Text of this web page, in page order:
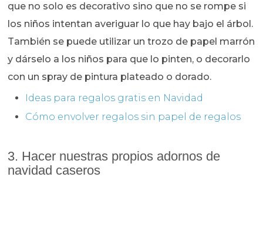
que no solo es decorativo sino que no se rompe si
los niños intentan averiguar lo que hay bajo el árbol.
También se puede utilizar un trozo de papel marrón
y dárselo a los niños para que lo pinten, o decorarlo
con un spray de pintura plateado o dorado.
Ideas para regalos gratis en Navidad
Cómo envolver regalos sin papel de regalos
3. Hacer nuestras propios adornos de
navidad caseros